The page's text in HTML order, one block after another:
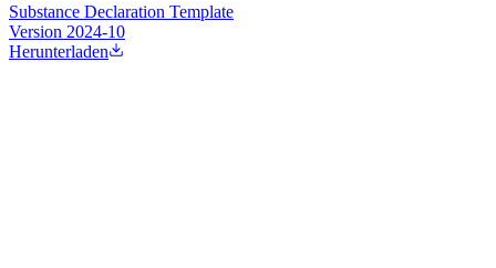
Substance Declaration Template
Version 2024-10
Herunterladen